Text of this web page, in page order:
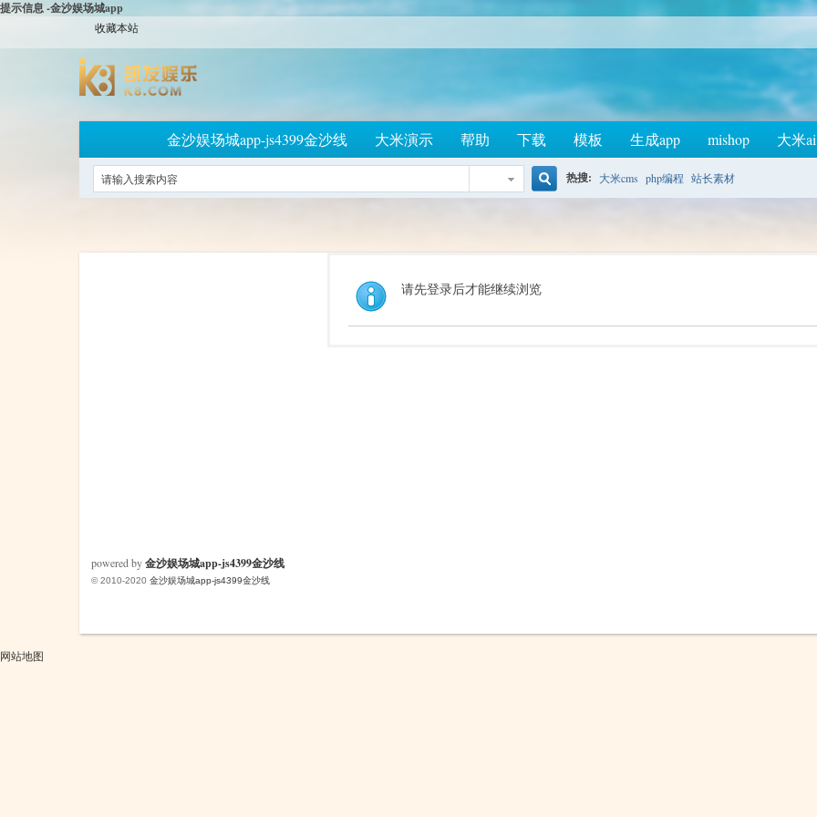
提示信息 -金沙娱场城app
收藏本站
金沙娱场城app-js4399金沙线 大米演示 帮助 下载 模板 生成app mishop 大米ai
索
热搜: 大米cms php编程 站长素材
请先登录后才能继续浏览
powered by金沙娱场城app-js4399金沙线
© 2010-2020 金沙娱场城app-js4399金沙线
网站地图